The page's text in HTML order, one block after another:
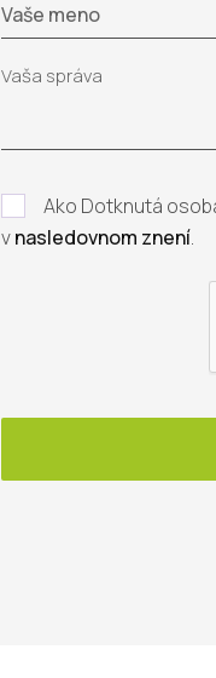
Vaše meno
Ako Dotknutá
vnasledovnom znení.